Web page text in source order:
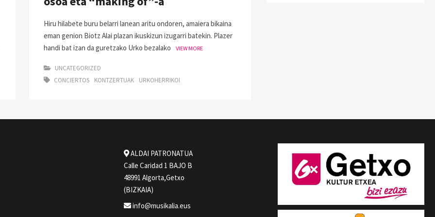
Hiru hilabete buru belarri lanean aritu ondoren, amaiera bikaina
eman genion Biotz Alai plazan ikuskizun izugarri batekin. Plazer
handi bat izan da guretzako Urko bezalako
VIEW MORE
UNCATEGORIZED
CONCIERTOS
KONTZERTUAK URKOHERRIKOI
ALDAI PATRONATUA
Calle Caridad 1 BAJO B
48991 Algorta,Getxo
(BIZKAIA)
info@musikalia.eus